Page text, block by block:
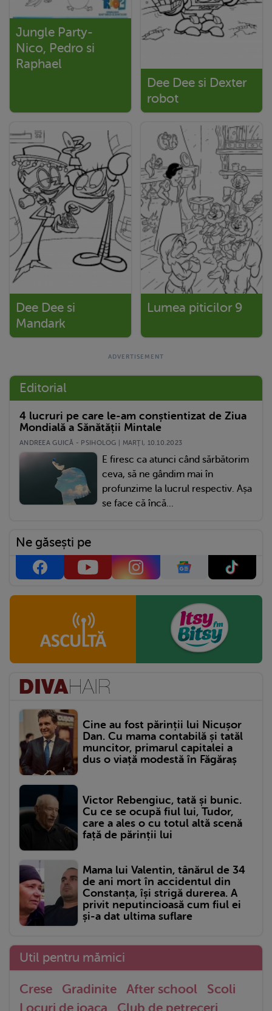
Jungle Party-
Nico, Pedro si
Raphael
Dee Dee si Dexter
robot
Dee Dee si
Mandark
Lumea piticilor 9
Editorial
4 lucruri pe care le-am conștientizat de Ziua
Mondială a Sănătății Mintale
ANDREEA GUICĂ - PSIHOLOG | MARŢI, 10.10.2023
E firesc ca atunci când sărbătorim
ceva, să ne gândim mai în
profunzime la lucrul respectiv. Așa
se face că încă...
Ne găsești pe
Cine au fost părinții lui Nicușor
Dan. Cu mama contabilă și tatăl
muncitor, primarul capitalei a
dus o viață modestă în Făgăraș
Victor Rebengiuc, tată și bunic.
Cu ce se ocupă fiul lui, Tudor,
care a ales o cu totul altă scenă
față de părinții lui
Mama lui Valentin, tânărul de 34
de ani mort în accidentul din
Constanța, își strigă durerea. A
privit neputincioasă cum fiul ei
și-a dat ultima suflare
Util pentru mămici
Crese Gradinite After school
Scoli